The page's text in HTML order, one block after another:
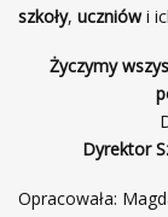
szkoły, uczniówi
Życzymy
Dyrektor
Opracowała: